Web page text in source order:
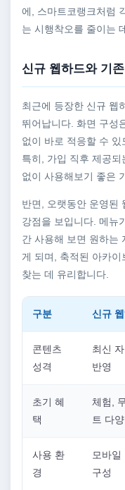
에, 스마트코랭크처럼
는 시행착오를 줄이는
신규 웹하드와 기
최근에 등장한 신규 웹
뛰어납니다. 화면 구성
없이 바로 적응할 수 있
특히, 가입 직후 제공
없이 사용해보기 좋은
반면, 오랫동안 운영된
강점을 보입니다. 메뉴
간 사용해 보면 원하는
게 되며, 축적된 아카
찾는 데 유리합니다.
구분 신규
콘텐츠
성격
최신
반영
초기 혜
택
체험,
트 다양
사용 환
경
모바일
구성